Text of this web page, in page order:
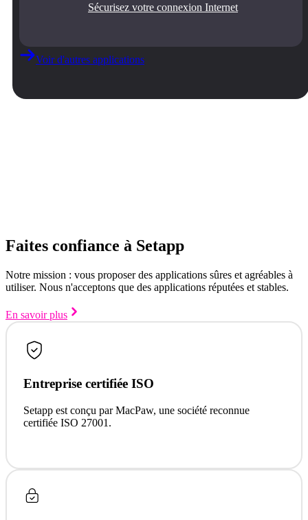
Sécurisez votre connexion Internet
Voir d'autres applications
Faites confiance à Setapp
Notre mission : vous proposer des applications sûres et agréables à
utiliser. Nous n'acceptons que des applications réputées et stables.
En savoir plus
Entreprise certifiée ISO
Setapp est conçu par MacPaw, une société reconnue
certifiée ISO 27001.